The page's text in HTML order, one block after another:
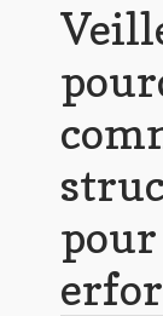
pour